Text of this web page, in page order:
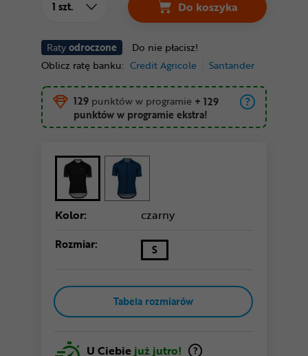
Ratyodroczone
Do nie płacisz!
Oblicz ratę banku: Credit Agricole Santander
Do koszyka
129 punktów w programie + 129
punktów w programie ekstra!
Kolor: czarny
Rozmiar: S
Tabela rozmiarów
U Ciebie już jutro!